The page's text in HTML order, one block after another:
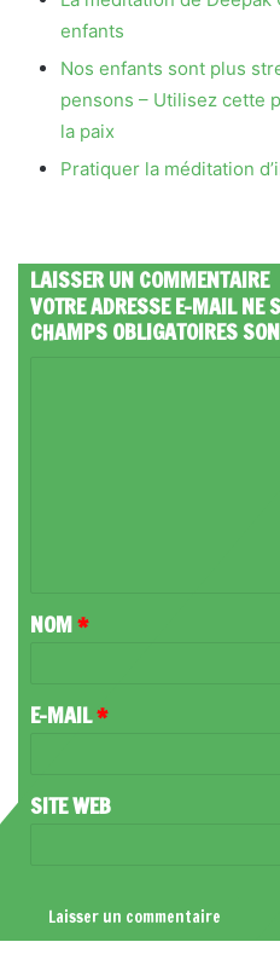
enfants
Nos enfants sont plus
pensons – Utilisez cette
la paix
Pratiquer la méditation
LAISSER UN COMMENTAIRE
VOTRE ADRESSE E-MAIL NE
CHAMPS OBLIGATOIRES
A
R
NOM*
E-MAIL*
SITE WEB